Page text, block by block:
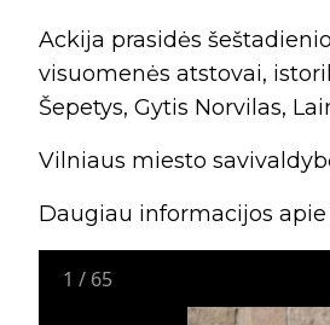
Ackija prasidės
visuomenės atstovai,
Šepetys, Gytis Norvilas,
Vilniaus miesto
Daugiau informacijos
1 / 65